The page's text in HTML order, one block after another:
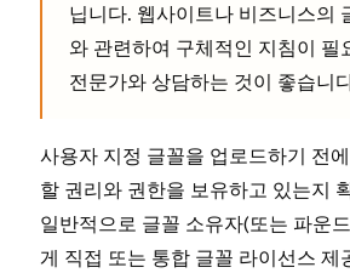
닙니다. 웹사이트나 비즈니스의
와 관련하여 구체적인 지침이 필
전문가와 상담하는 것이 좋습니
사용자 지정 글꼴을 업로드하기 전
할 권리와 권한을 보유하고 있는지
일반적으로 글꼴 소유자(또는 파운
게 직접 또는 통합 글꼴 라이선스 제